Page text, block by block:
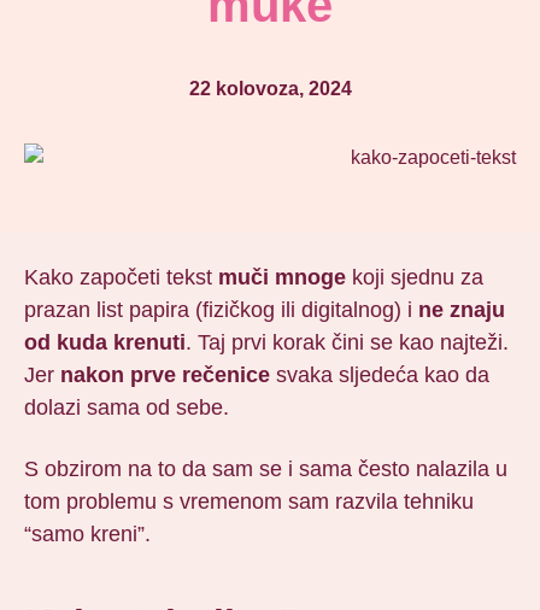
22 kolovoza, 2024
Kako započeti tekst muči mnoge koji sjednu za
prazan list papira (fizičkog ili digitalnog) i ne znaju
od kuda krenuti. Taj prvi korak čini se kao najteži.
Jer nakon prve rečenice svaka sljedeća kao da
dolazi sama od sebe.
S obzirom na to da sam se i sama često nalazila u
tom problemu s vremenom sam razvila tehniku
“samo kreni”.